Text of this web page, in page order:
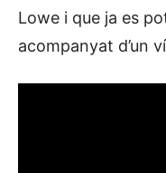
Lowe i que ja es
acompanyat d’un